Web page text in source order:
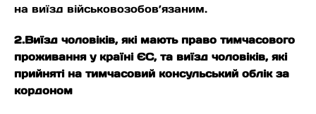
на виїзд військовозобов’язаним.
2.Виїзд чоловіків, які мають право тимчасового
проживання у країні ЄС, та виїзд чоловіків, які
прийняті на тимчасовий консульський облік за
кордоном